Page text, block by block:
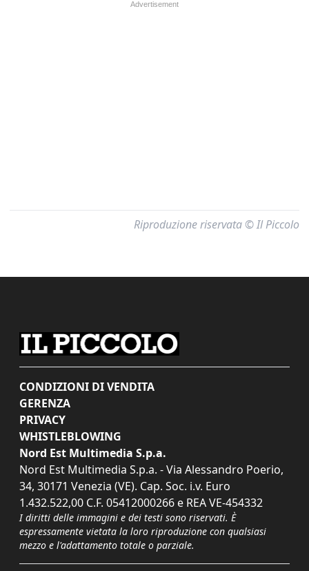
Riproduzione riservata © Il Piccolo
CONDIZIONI DI VENDITA
GERENZA
PRIVACY
WHISTLEBLOWING
Nord Est Multimedia S.p.a.
Nord Est Multimedia S.p.a. - Via Alessandro Poerio,
34, 30171 Venezia (VE). Cap. Soc. i.v. Euro
1.432.522,00 C.F. 05412000266 e REA VE-454332
I diritti delle immagini e dei testi sono riservati. È
espressamente vietata la loro riproduzione con qualsiasi
mezzo e l'adattamento totale o parziale.